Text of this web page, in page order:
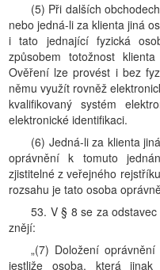
(5) Při dalších
nebo jedná-li za klienta jiná
i tato jednající fyzická
způsobem totožnost
Ověření lze provést i bez
němu využít rovněž
kvalifikovaný systém
elektronické identifikaci.
(6) Jedná-li za klienta
oprávnění k tomuto
zjistitelné z veřejného
rozsahu je tato osoba
53. V § 8 se za
znějí:
„(7) Doložení
jestliže osoba, která